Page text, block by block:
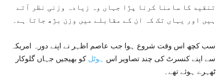
تنقید کا سامنا کرنا پڑا جہاں وہ زیادہ وزنی نظر آتے
ہیں اور یہاں تک کہ ان کے مقابلے میں وزن بڑھ جاتا ہے۔
سب کچھ اس وقت شروع ہوا جب عاصم اظہر نے اپنے دورہ امریکہ
سے اپنے کنسرٹ کی چند تصاویر اس ہوٹل کو بھیجیں جہاں گلوکار
ٹھہرے ہوئے تھے۔